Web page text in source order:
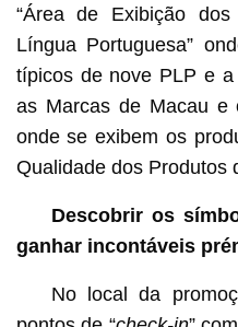
“Área de Exibição
Língua Portuguesa”
típicos de nove PLP e
as Marcas de Macau e
onde se exibem os
Qualidade dos Produtos
Descobrir os
ganhar incontáveis
No local da